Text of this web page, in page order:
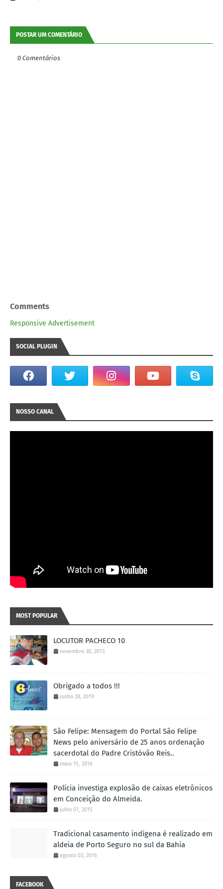
POSTAR UM COMENTÁRIO
0 Comentários
Comments
Responsive Advertisement
SOCIAL PLUGIN
NOSSO CANAL
MOST POPULAR
LOCUTOR PACHECO 10
novembro 30, 2013
Obrigado a todos !!!
junho 28, 2019
São Felipe: Mensagem do Portal São Felipe
News pelo aniversário de 25 anos ordenação
sacerdotal do Padre Cristóvão Reis..
maio 15, 2016
Polícia investiga explosão de caixas eletrônicos
em Conceição do Almeida.
julho 07, 2015
Tradicional casamento indígena é realizado em
aldeia de Porto Seguro no sul da Bahia
agosto 03, 2016
FACEBOOK